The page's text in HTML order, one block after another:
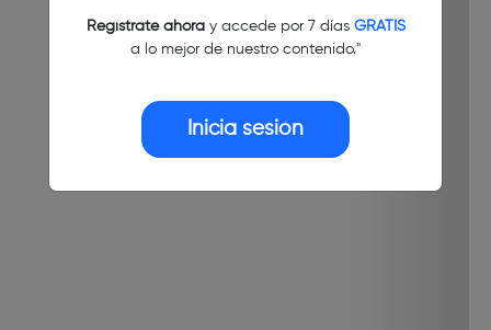
Regístrate ahoray accede por 7 días GRATIS
a lo mejor de nuestro contenido."
Inicia sesión